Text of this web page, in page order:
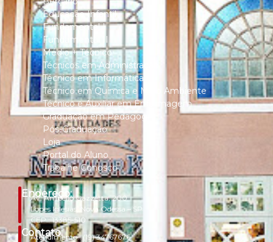
Educação Infantil
Fundamental I
Fundamental II
Médio + Técnico
Técnicos em Administração
Técnico em Informática
Técnico em Química e Meio Ambiente
Técnico e Auxiliar em Enfermagem
Graduação em Pedagogia
Pós-Graduação
Loja
Portal do Aluno
Trabalhe Conosco
Endereço:
Av. Ampélio Gazzetta, 200
Lopes Iglesias, Nova Odessa – SP
CEP.: 13385-510
Contato:
Atendimento.:(19) 34767676